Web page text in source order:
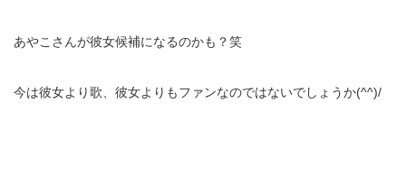
あやこさんが彼女候補になるのかも？笑
今は彼女より歌、彼女よりもファンなのではないでしょうか(^^)/